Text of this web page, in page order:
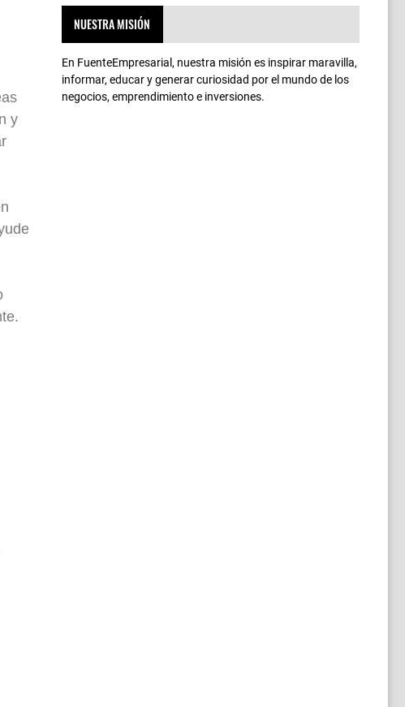
y
NUESTRA MISIÓN
En FuenteEmpresarial, nuestra misión es inspirar maravilla,
informar, educar y generar curiosidad por el mundo de los
negocios, emprendimiento e inversiones.